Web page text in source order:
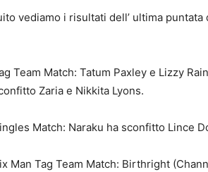
vediamo i risultati dell’ ultima puntata
Team Match: Tatum Paxley e Lizzy
Zaria e Nikkita Lyons.
Match: Naraku ha sconfitto Lince
Man Tag Team Match: Birthright